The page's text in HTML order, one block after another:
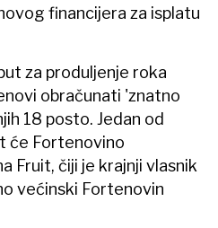
financijera za isplatu
za produljenje roka
obračunati 'znatno
18 posto. Jedan od
će Fortenovino
Fruit, čiji je krajnji vlasnik
većinski Fortenovin